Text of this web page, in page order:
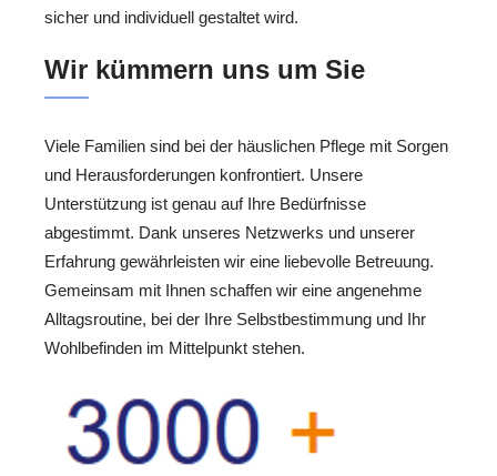
sicher und individuell gestaltet wird.
Wir kümmern uns um Sie
Viele Familien sind bei der häuslichen Pflege mit Sorgen
und Herausforderungen konfrontiert. Unsere
Unterstützung ist genau auf Ihre Bedürfnisse
abgestimmt. Dank unseres Netzwerks und unserer
Erfahrung gewährleisten wir eine liebevolle Betreuung.
Gemeinsam mit Ihnen schaffen wir eine angenehme
Alltagsroutine, bei der Ihre Selbstbestimmung und Ihr
Wohlbefinden im Mittelpunkt stehen.